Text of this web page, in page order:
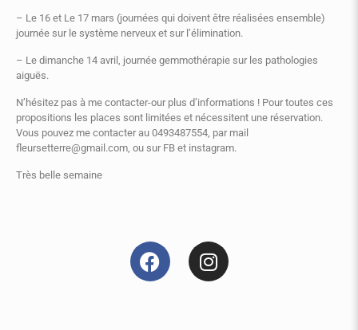
– Le 16 et Le 17 mars (journées qui doivent être réalisées ensemble)
journée sur le système nerveux et sur l’élimination.
– Le dimanche 14 avril, journée gemmothérapie sur les pathologies
aiguës.
N’hésitez pas à me contacter-our plus d’informations ! Pour toutes ces
propositions les places sont limitées et nécessitent une réservation.
Vous pouvez me contacter au 0493487554, par mail
fleursetterre@gmail.com, ou sur FB et instagram.
Très belle semaine